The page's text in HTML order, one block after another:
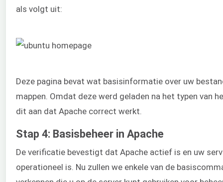
als volgt uit:
Deze pagina bevat wat basisinformatie over uw
mappen. Omdat deze werd geladen na het typen van
dit aan dat Apache correct werkt.
Stap 4: Basisbeheer in Apache
De verificatie bevestigt dat Apache actief is en uw
operationeel is. Nu zullen we enkele van de